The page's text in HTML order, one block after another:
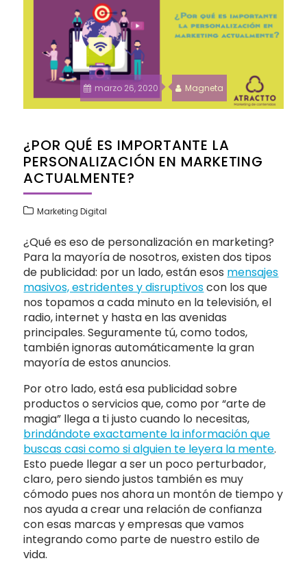
marzo 26, 2020 Magneta
¿POR QUÉ ES IMPORTANTE LA
PERSONALIZACIÓN EN MARKETING
ACTUALMENTE?
Marketing Digital
¿Qué es eso de personalización en marketing?
Para la mayoría de nosotros, existen dos tipos
de publicidad: por un lado, están esos mensajes
masivos, estridentes y disruptivoscon los que
nos topamos a cada minuto en la televisión, el
radio, internet y hasta en las avenidas
principales. Seguramente tú, como todos,
también ignoras automáticamente la gran
mayoría de estos anuncios.
Por otro lado, está esa publicidad sobre
productos o servicios que, como por “arte de
magia” llega a ti justo cuando lo necesitas,
brindándote exactamente la información que
buscas casi como si alguien te leyera la mente.
Esto puede llegar a ser un poco perturbador,
claro, pero siendo justos también es muy
cómodo pues nos ahora un montón de tiempo y
nos ayuda a crear una relación de confianza
con esas marcas y empresas que vamos
integrando como parte de nuestro estilo de
vida.